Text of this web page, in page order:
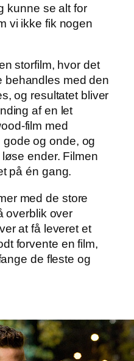
kunne se alt for
vi ikke fik nogen
storfilm, hvor det
behandles med den
og resultatet bliver
af en let
film med
og onde, og
ender. Filmen
på én gang.
med de store
overblik over
at få leveret et
forvente en film,
de fleste og